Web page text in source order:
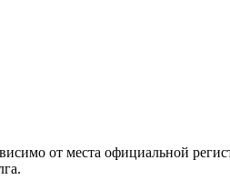
от места официальной